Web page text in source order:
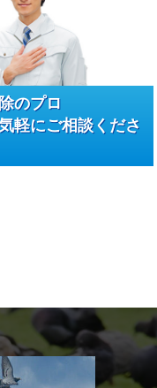
のプロ
軽にご相談くださ